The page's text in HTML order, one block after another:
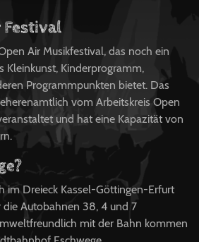
Festival
Air Musikfestival, das noch ein
Kleinkunst, Kinderprogramm,
Programmpunkten bietet. Das
vom Arbeitskreis Open
und hat eine Kapazität von
im Dreieck Kassel-Göttingen-Erfurt
die Autobahnen 38, 4 und 7
mit der Bahn kommen